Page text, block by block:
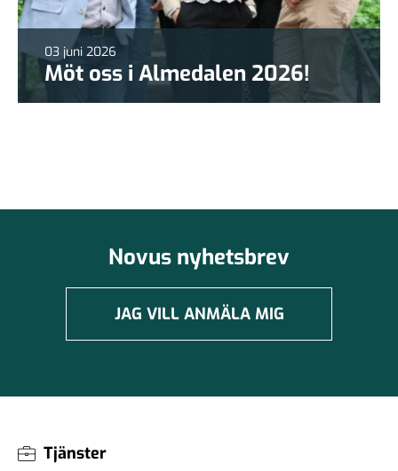
03 juni 2026
Möt oss i Almedalen 2026!
Novus nyhetsbrev
JAG VILL ANMÄLA MIG
Tjänster